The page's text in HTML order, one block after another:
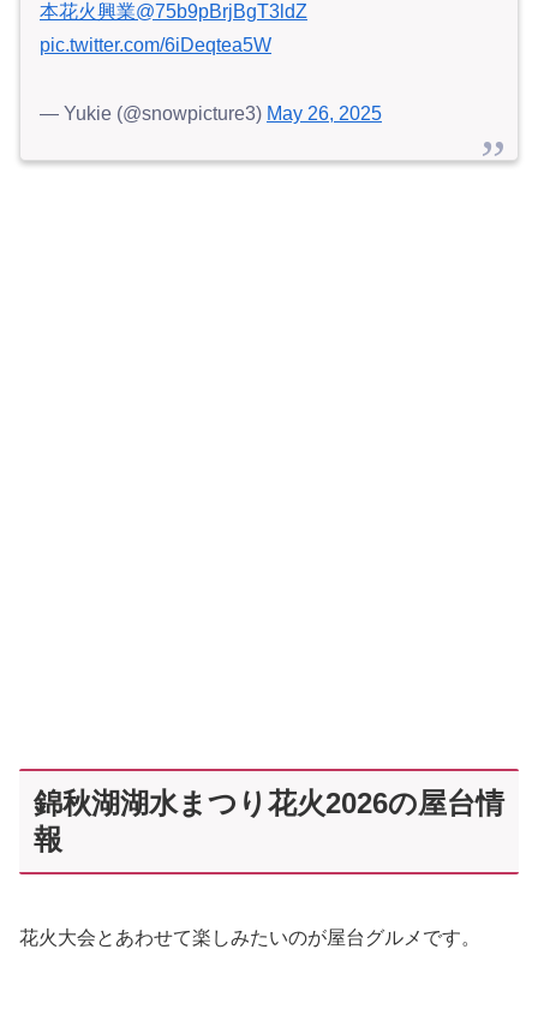
本花火興業@75b9pBrjBgT3ldZ
pic.twitter.com/6iDeqtea5W
— Yukie (@snowpicture3) May 26, 2025
錦秋湖湖水まつり花火2026の屋台情
報
花火大会とあわせて楽しみたいのが屋台グルメです。